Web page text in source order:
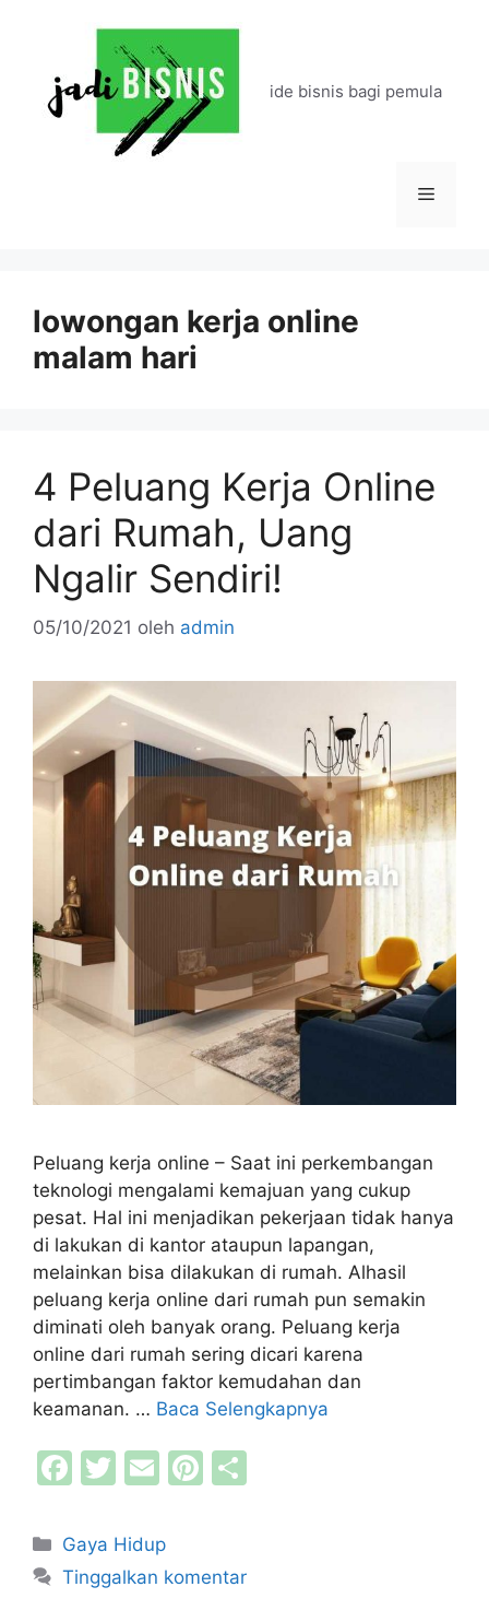
ide bisnis bagi pemula
Menu
lowongan kerja online
malam hari
4 Peluang Kerja Online
dari Rumah, Uang
Ngalir Sendiri!
05/10/2021 oleh admin
Peluang kerja online – Saat ini perkembangan
teknologi mengalami kemajuan yang cukup
pesat. Hal ini menjadikan pekerjaan tidak hanya
di lakukan di kantor ataupun lapangan,
melainkan bisa dilakukan di rumah. Alhasil
peluang kerja online dari rumah pun semakin
diminati oleh banyak orang. Peluang kerja
online dari rumah sering dicari karena
pertimbangan faktor kemudahan dan
keamanan. … Baca Selengkapnya
F
c
e
T
itt
er
E
ai
l
Pi
e
Kategori
Gaya Hidup
Tinggalkan komentar